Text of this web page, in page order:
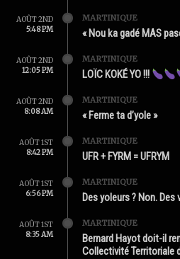
AOÛT 2ND
5:48 PM
MARTINIQUE
« Nou ka gadé MAS
AOÛT 2ND
12:05 PM
MARTINIQUE
LOÏC KOKÉ YO !!!
AOÛT 2ND
8:08 AM
MARTINIQUE
« Ferme ta d’yole »
AOÛT 1ST
8:42 PM
MARTINIQUE
UFR + FYRM = UFRYM
AOÛT 1ST
6:56 PM
MARTINIQUE
Des yoleurs ? Non. Des
AOÛT 1ST
8:35 AM
MARTINIQUE
Bernard Hayot doit-il
Collectivité Territoriale